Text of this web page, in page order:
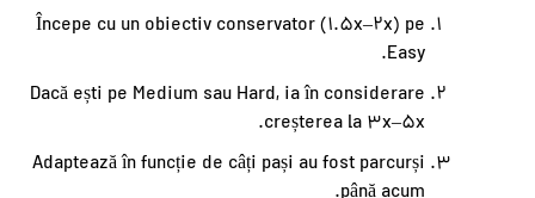
Începe cu un obiectiv conservator (1.5x–2x) pe
Easy.
Dacă ești pe Medium sau Hard, ia în considerare
creșterea la 3x–5x.
Adaptează în funcție de câți pași au fost parcurși